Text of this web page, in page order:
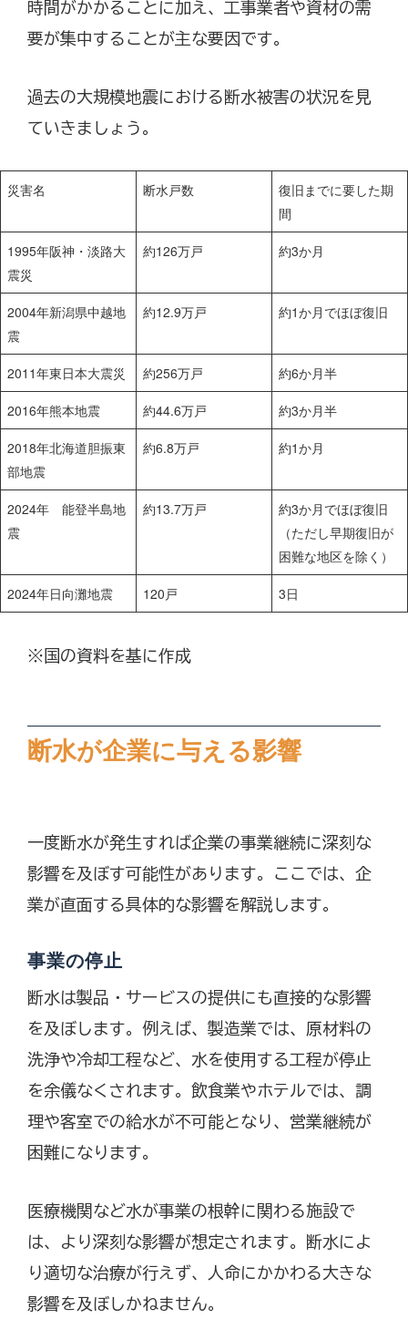
時間がかかることに加え、工事業者や資材の需
要が集中することが主な要因です。
過去の大規模地震における断水被害の状況を見
ていきましょう。
災害名 断水戸数
復旧までに要した期
間
1995年阪神・淡路大
震災
約126万戸 約3か月
2004年新潟県中越地
震
約12.9万戸 約1か月でほぼ復旧
2011年東日本大震災 約256万戸 約6か月半
2016年熊本地震 約44.6万戸 約3か月半
2018年北海道胆振東
部地震
約6.8万戸 約1か月
2024年 能登半島地
震
約13.7万戸
約3か月でほぼ復旧
（ただし早期復旧が
困難な地区を除く）
2024年日向灘地震 120戸 3日
※国の資料を基に作成
断水が企業に与える影響
一度断水が発生すれば企業の事業継続に深刻な
影響を及ぼす可能性があります。ここでは、企
業が直面する具体的な影響を解説します。
事業の停止
断水は製品・サービスの提供にも直接的な影響
を及ぼします。例えば、製造業では、原材料の
洗浄や冷却工程など、水を使用する工程が停止
を余儀なくされます。飲食業やホテルでは、調
理や客室での給水が不可能となり、営業継続が
困難になります。
医療機関など水が事業の根幹に関わる施設で
は、より深刻な影響が想定されます。断水によ
り適切な治療が行えず、人命にかかわる大きな
影響を及ぼしかねません。